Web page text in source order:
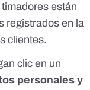
están
registrados en la
clientes.
clic en un
personales y